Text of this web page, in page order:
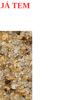
TEM